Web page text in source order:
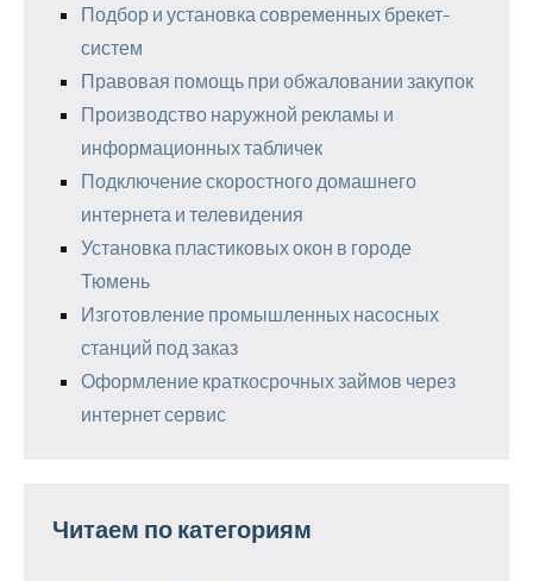
Подбор и установка современных брекет-
систем
Правовая помощь при обжаловании закупок
Производство наружной рекламы и
информационных табличек
Подключение скоростного домашнего
интернета и телевидения
Установка пластиковых окон в городе
Тюмень
Изготовление промышленных насосных
станций под заказ
Оформление краткосрочных займов через
интернет сервис
Читаем по категориям